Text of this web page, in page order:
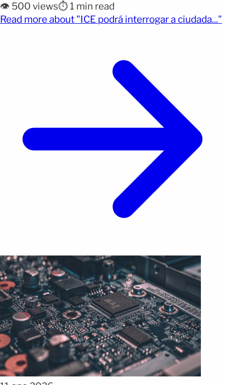
atacarán indiscriminadamente a los
estadounidenses durante operativos migratorios.
interrogados por agentes federales. La afirmación
marca un cambio radical [&hellip;]</p>
👁️ 500 views⏱️ 1 min read
Read more about "ICE podrá interrogar a ciudada..."